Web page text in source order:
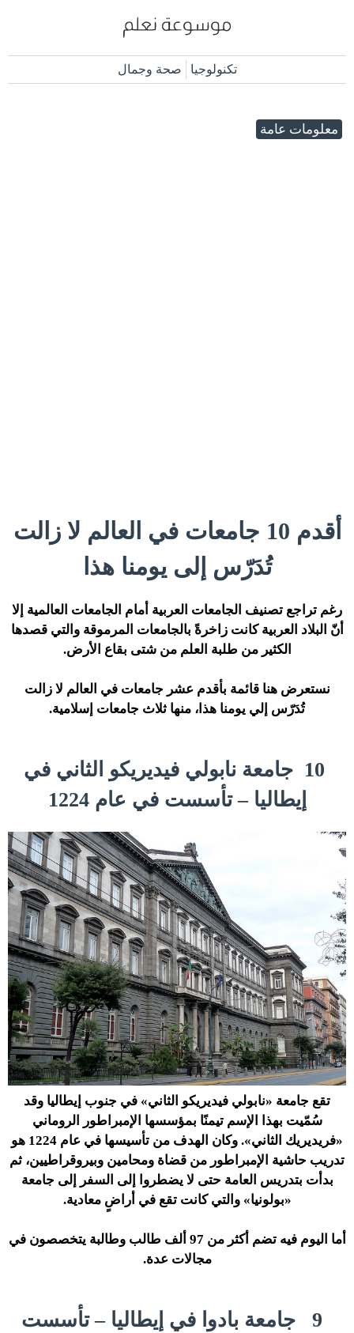
تكنولوجيا صحة وجمال
معلومات عامة
أقدم 10 جامعات في العالم لا زالت
تُدَرّس إلى يومنا هذا
رغم تراجع تصنيف الجامعات العربية أمام الجامعات العالمية إلا
أنّ البلاد العربية كانت زاخرةً بالجامعات المرموقة والتي قصدها
الكثير من طلبة العلم من شتى بقاع الأرض.
نستعرض هنا قائمة بأقدم عشر جامعات في العالم لا زالت
تُدَرّس إلي يومنا هذا، منها ثلاث جامعات إسلامية.
جامعة نابولي فيديريكو الثاني في
إيطاليا – تأسست في عام 1224
تقع جامعة «نابولي فيديريكو الثاني» في جنوب إيطاليا وقد
سُمّيت بهذا الإسم تيمنًا بمؤسسها الإمبراطور الروماني
«فريديريك الثاني». وكان الهدف من تأسيسها في عام 1224 هو
تدريب حاشية الإمبراطور من قضاة ومحامين وبيروقراطيين، ثم
بدأت بتدريس العامة حتى لا يضطروا إلى السفر إلى جامعة
«بولونيا» والتي كانت تقع في أراضٍ معادية.
أما اليوم فيه تضم أكثر من 97 ألف طالب وطالبة يتخصصون في
مجالات عدة.
جامعة بادوا في إيطاليا – تأسست